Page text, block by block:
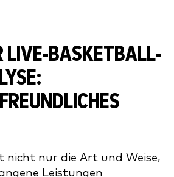
LIVE-BASKETBALL-
nicht nur die Art und Weise,
Leistungen